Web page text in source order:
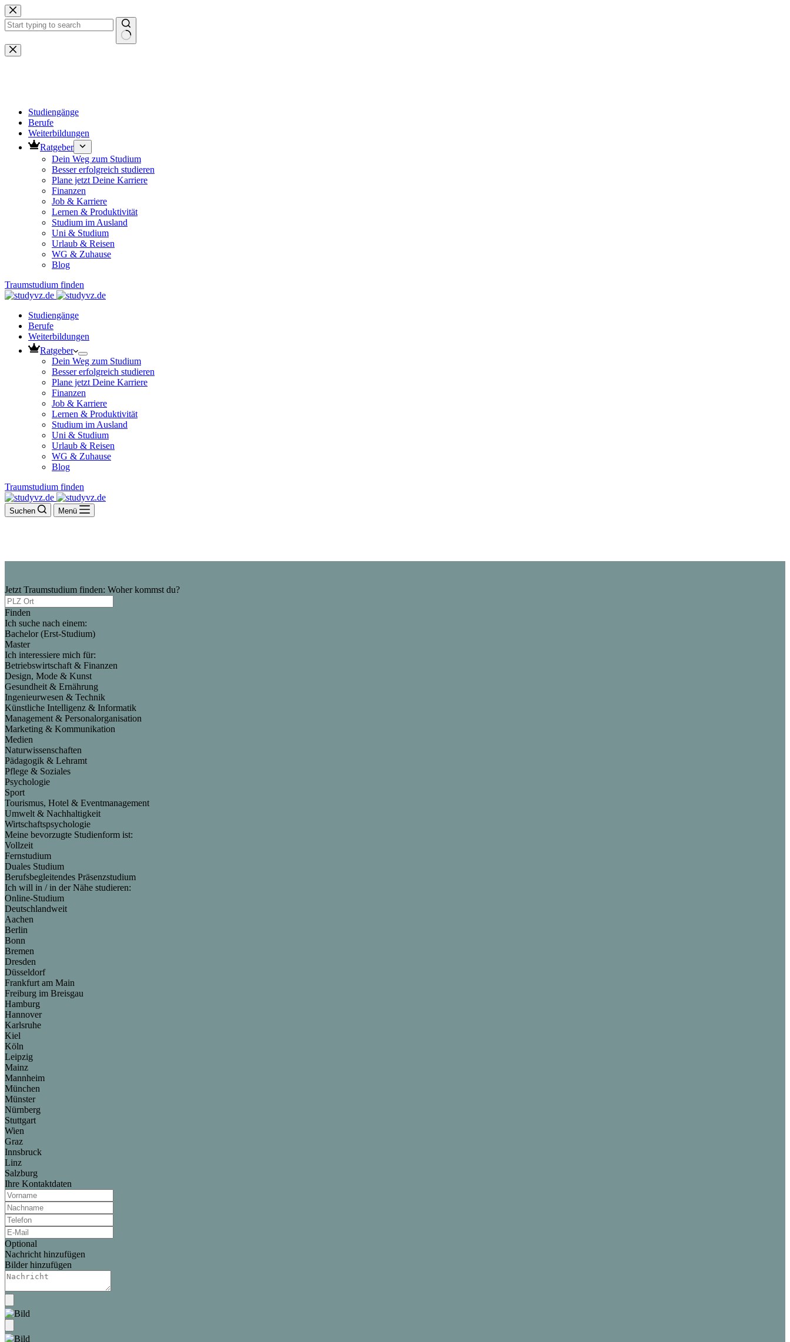
Zum
Inhalt
springen
Keine
Ergebnisse
Studiengänge
Berufe
Weiterbildungen
Ratgeber
Dein Weg zum Studium
Besser erfolgreich studieren
Plane jetzt Deine Karriere
Finanzen
Job & Karriere
Lernen & Produktivität
Studium im Ausland
Uni & Studium
Urlaub & Reisen
WG & Zuhause
Blog
Traumstudium finden
Studiengänge
Berufe
Weiterbildungen
Ratgeber
Dein Weg zum Studium
Besser erfolgreich studieren
Plane jetzt Deine Karriere
Finanzen
Job & Karriere
Lernen & Produktivität
Studium im Ausland
Uni & Studium
Urlaub & Reisen
WG & Zuhause
Blog
Traumstudium finden
Suchen Menü
Jetzt Traumstudium finden: Woher kommst du?
Finden
Ich suche nach einem:
Bachelor (Erst-Studium)
Master
Ich interessiere mich für:
Betriebswirtschaft & Finanzen
Design, Mode & Kunst
Gesundheit & Ernährung
Ingenieurwesen & Technik
Künstliche Intelligenz & Informatik
Management & Personalorganisation
Marketing & Kommunikation
Medien
Naturwissenschaften
Pädagogik & Lehramt
Pflege & Soziales
Psychologie
Sport
Tourismus, Hotel & Eventmanagement
Umwelt & Nachhaltigkeit
Wirtschaftspsychologie
Meine bevorzugte Studienform ist:
Vollzeit
Fernstudium
Duales Studium
Berufsbegleitendes Präsenzstudium
Ich will in / in der Nähe studieren:
Online-Studium
Deutschlandweit
Aachen
Berlin
Bonn
Bremen
Dresden
Düsseldorf
Frankfurt am Main
Freiburg im Breisgau
Hamburg
Hannover
Karlsruhe
Kiel
Köln
Leipzig
Mainz
Mannheim
München
Münster
Nürnberg
Stuttgart
Wien
Graz
Innsbruck
Linz
Salzburg
Ihre Kontaktdaten
Optional
Nachricht hinzufügen
Bilder hinzufügen